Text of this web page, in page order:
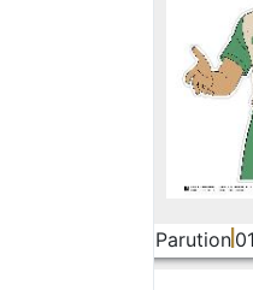
Parution